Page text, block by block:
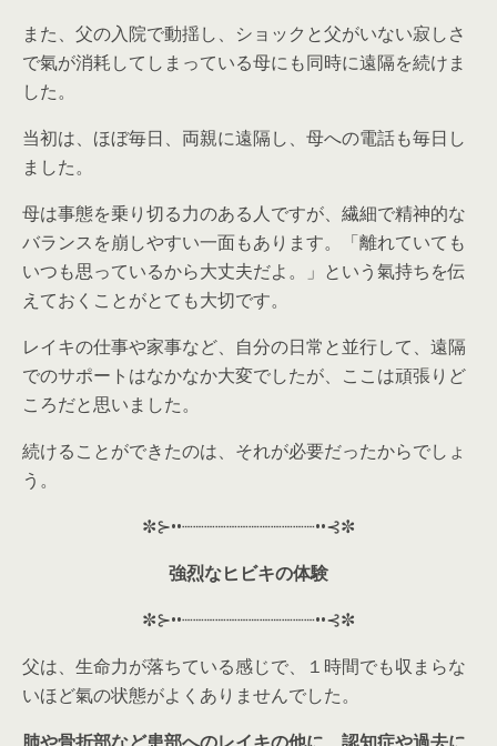
また、父の入院で動揺し、ショックと父がいない寂しさ
で氣が消耗してしまっている母にも同時に遠隔を続けま
した。
当初は、ほぼ毎日、両親に遠隔し、母への電話も毎日し
ました。
母は事態を乗り切る力のある人ですが、繊細で精神的な
バランスを崩しやすい一面もあります。「離れていても
いつも思っているから大丈夫だよ。」という氣持ちを伝
えておくことがとても大切です。
レイキの仕事や家事など、自分の日常と並行して、遠隔
でのサポートはなかなか大変でしたが、ここは頑張りど
ころだと思いました。
続けることができたのは、それが必要だったからでしょ
う。
✼⊱••┈┈┈┈┈┈┈┈┈┈┈┈••⊰✼
強烈なヒビキの体験
✼⊱••┈┈┈┈┈┈┈┈┈┈┈┈••⊰✼
父は、生命力が落ちている感じで、１時間でも収まらな
いほど氣の状態がよくありませんでした。